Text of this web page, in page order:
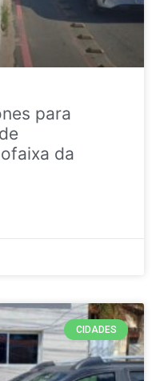
para
da
CIDADES